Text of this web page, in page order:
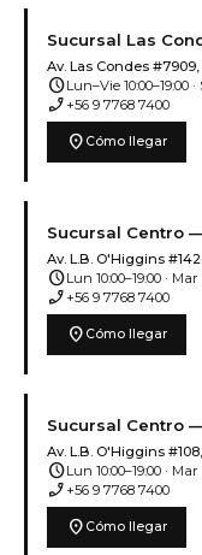
Sucursal Las
Av. Las Condes
scheduleLun–Vie 10:00–19:00 ·
phone_enabled +56 9 7768 7400
location_on Cómo llegar
Sucursal Centro
Av. L.B. O'Higgins
scheduleLun 10:00–19:00 ·
phone_enabled +56 9 7768 7400
location_on Cómo llegar
Sucursal Centro
Av. L.B. O'Higgins
scheduleLun 10:00–19:00 ·
phone_enabled +56 9 7768 7400
location_on Cómo llegar